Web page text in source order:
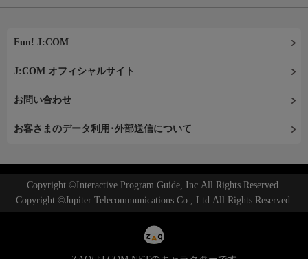
Fun! J:COM
J:COM オフィシャルサイト
お問い合わせ
お客さまのデータ利用･外部送信について
Copyright ©Interactive Program Guide, Inc.All Rights Reserved.
Copyright ©Jupiter Telecommunications Co., Ltd.All Rights Reserved.